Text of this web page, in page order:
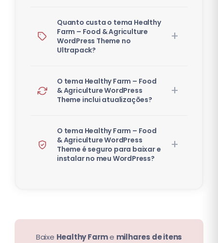
Quanto custa o tema Healthy
Farm – Food & Agriculture
WordPress Theme no
Ultrapack?
O tema Healthy Farm – Food
& Agriculture WordPress
Theme inclui atualizações?
O tema Healthy Farm – Food
& Agriculture WordPress
Theme é seguro para baixar e
instalar no meu WordPress?
Baixe Healthy Farme milhares de itens